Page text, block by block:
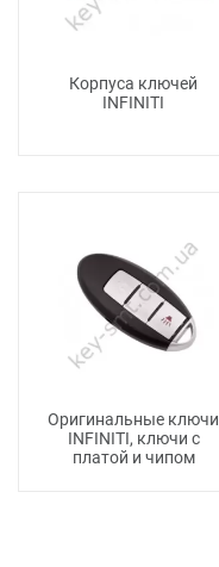
Корпуса ключей
INFINITI
Оригинальные ключи
INFINITI, ключи с
платой и чипом